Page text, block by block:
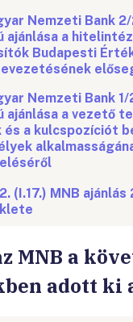
Nemzeti Bank 2/
ajánlása a
Budapesti
Nemzeti Bank 1/
ajánlása a vezető
és a kulcspozíciót
(I.17.) MNB ajánlás
MNB a
adott ki